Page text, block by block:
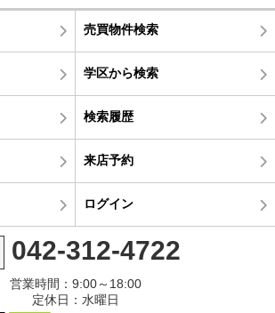
売買物件検索
学区から検索
検索履歴
来店予約
ログイン
042-312-4722
営業時間：9:00～18:00
定休日：水曜日